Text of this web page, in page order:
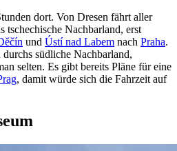
dort. Von Dresen fährt aller
tschechische Nachbarland, erst
und Ústí nad Labem nach Praha.
südliche Nachbarland,
selten. Es gibt bereits Pläne für eine
, damit würde sich die Fahrzeit auf